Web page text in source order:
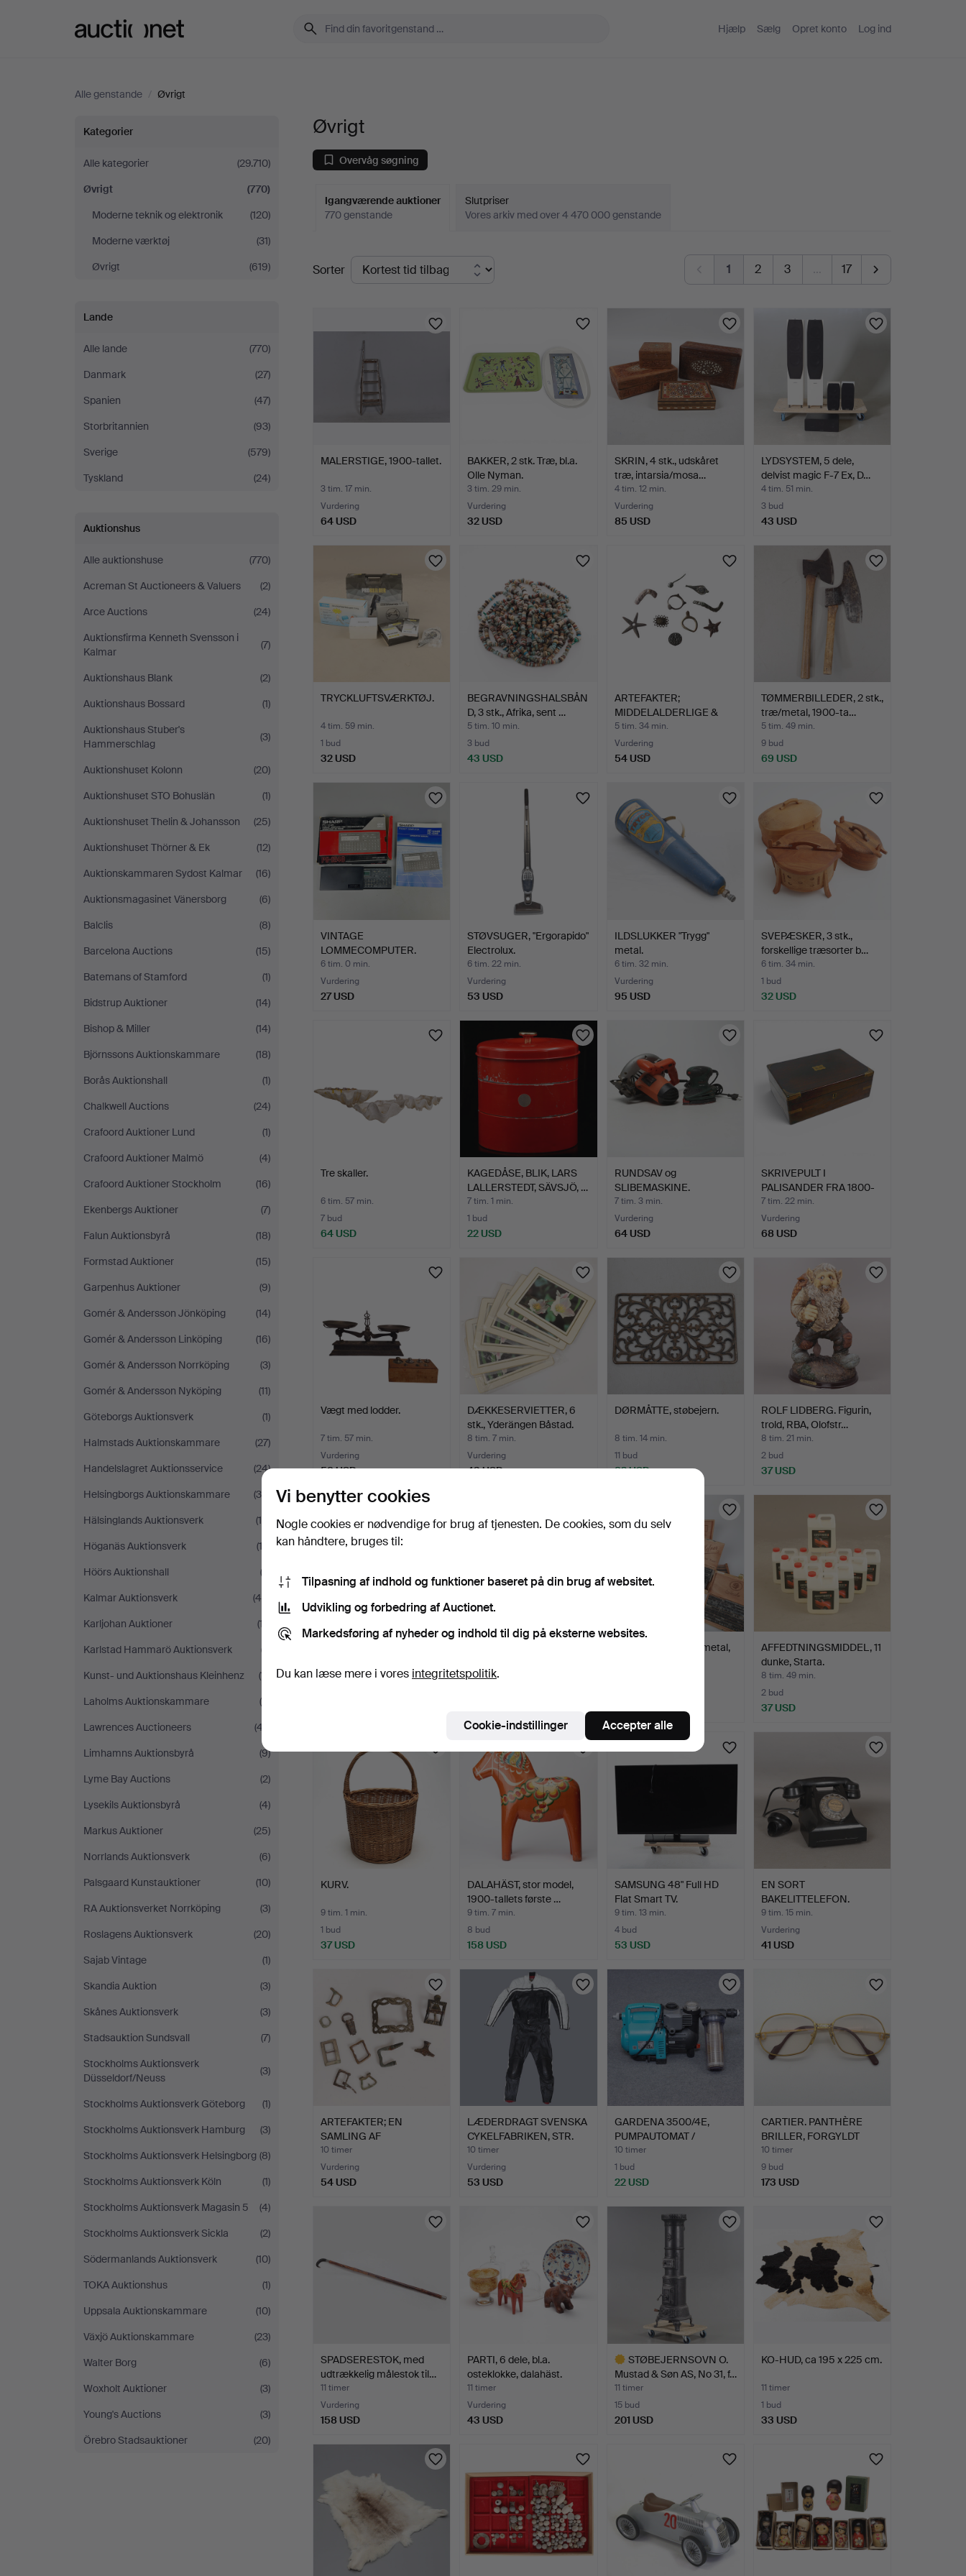
Hjælp Sælg Opret konto Log ind
Alle genstande / Øvrigt
Øvrigt
Kategorier
Alle kategorier
(29.710)
Øvrigt
(770)
Moderne teknik og elektronik
(120)
Moderne værktøj
(31)
Øvrigt
(619)
Lande
Alle lande
(770)
Danmark
(27)
Spanien
(47)
Storbritannien
(93)
Sverige
(579)
Tyskland
(24)
Auktionshus
Alle auktionshuse
(770)
Acreman St Auctioneers & Valuers
(2)
Arce Auctions
(24)
Auktionsfirma Kenneth Svensson i
Kalmar
(7)
Auktionshaus Blank
(2)
Auktionshaus Bossard
(1)
Auktionshaus Stuber's
Hammerschlag
(3)
Auktionshuset Kolonn
(20)
Auktionshuset STO Bohuslän
(1)
Auktionshuset Thelin & Johansson
(25)
Auktionshuset Thörner & Ek
(12)
Auktionskammaren Sydost Kalmar
(16)
Auktionsmagasinet Vänersborg
(6)
Balclis
(8)
Barcelona Auctions
(15)
Batemans of Stamford
(1)
Bidstrup Auktioner
(14)
Bishop & Miller
(14)
Björnssons Auktionskammare
(18)
Borås Auktionshall
(1)
Chalkwell Auctions
(24)
Crafoord Auktioner Lund
(1)
Crafoord Auktioner Malmö
(4)
Crafoord Auktioner Stockholm
(16)
Ekenbergs Auktioner
(7)
Falun Auktionsbyrå
(18)
Formstad Auktioner
(15)
Garpenhus Auktioner
(9)
Gomér & Andersson Jönköping
(14)
Gomér & Andersson Linköping
(16)
Gomér & Andersson Norrköping
(3)
Gomér & Andersson Nyköping
(11)
Göteborgs Auktionsverk
(1)
Halmstads Auktionskammare
(27)
Handelslagret Auktionsservice
(24)
Helsingborgs Auktionskammare
(38)
Hälsinglands Auktionsverk
(14)
Höganäs Auktionsverk
(13)
Höörs Auktionshall
(3)
Kalmar Auktionsverk
(45)
Karljohan Auktioner
(17)
Karlstad Hammarö Auktionsverk
(7)
Kunst- und Auktionshaus Kleinhenz
(11)
Laholms Auktionskammare
(4)
Lawrences Auctioneers
(47)
Limhamns Auktionsbyrå
(9)
Lyme Bay Auctions
(2)
Lysekils Auktionsbyrå
(4)
Markus Auktioner
(25)
Norrlands Auktionsverk
(6)
Palsgaard Kunstauktioner
(10)
RA Auktionsverket Norrköping
(3)
Roslagens Auktionsverk
(20)
Sajab Vintage
(1)
Skandia Auktion
(3)
Skånes Auktionsverk
(3)
Stadsauktion Sundsvall
(7)
Stockholms Auktionsverk
Düsseldorf/Neuss
(3)
Stockholms Auktionsverk Göteborg
(1)
Stockholms Auktionsverk Hamburg
(3)
Stockholms Auktionsverk Helsingborg (8)
Stockholms Auktionsverk Köln
(1)
Stockholms Auktionsverk Magasin 5
(4)
Stockholms Auktionsverk Sickla
(2)
Södermanlands Auktionsverk
(10)
TOKA Auktionshus
(1)
Uppsala Auktionskammare
(10)
Växjö Auktionskammare
(23)
Walter Borg
(6)
Woxholt Auktioner
(3)
Young's Auctions
(3)
Örebro Stadsauktioner
(20)
Øvrigt
Overvåg søgning
Igangværende auktioner
770 genstande
Slutpriser
Vores arkiv med over 4 470 000 genstande
Igangværende
auktioner
Sorter 1 2 3 … 17
MALERSTIGE, 1900-tallet.
3 tim. 17 min.
Vurdering
64 USD
BAKKER, 2 stk. Træ, bl.a.
Olle Nyman.
3 tim. 29 min.
Vurdering
32 USD
SKRIN, 4 stk., udskåret
træ, intarsia/mosa…
4 tim. 12 min.
Vurdering
85 USD
LYDSYSTEM, 5 dele,
delvist magic F-7 Ex, D…
4 tim. 51 min.
3 bud
43 USD
TRYCKLUFTSVÆRKTØJ.
4 tim. 59 min.
1 bud
32 USD
BEGRAVNINGSHALSBÅN
D, 3 stk., Afrika, sent …
5 tim. 10 min.
3 bud
43 USD
ARTEFAKTER;
MIDDELALDERLIGE &
SENERE, HERU…
5 tim. 34 min.
Vurdering
54 USD
TØMMERBILLEDER, 2 stk.,
træ/metal, 1900-ta…
5 tim. 49 min.
9 bud
69 USD
VINTAGE
LOMMECOMPUTER.
6 tim. 0 min.
Vurdering
27 USD
STØVSUGER, "Ergorapido"
Electrolux.
6 tim. 22 min.
Vurdering
53 USD
ILDSLUKKER "Trygg"
metal.
6 tim. 32 min.
Vurdering
95 USD
SVEPÆSKER, 3 stk.,
forskellige træsorter b…
6 tim. 34 min.
1 bud
32 USD
Tre skaller.
6 tim. 57 min.
7 bud
64 USD
KAGEDÅSE, BLIK, LARS
LALLERSTEDT, SÄVSJÖ, …
7 tim. 1 min.
1 bud
22 USD
RUNDSAV og
SLIBEMASKINE.
7 tim. 3 min.
Vurdering
64 USD
SKRIVEPULT I
PALISANDER FRA 1800-
TALLET ME…
7 tim. 22 min.
Vurdering
68 USD
Vægt med lodder.
7 tim. 57 min.
Vurdering
58 USD
DÆKKESERVIETTER, 6
stk., Yderängen Båstad.
8 tim. 7 min.
Vurdering
43 USD
DØRMÅTTE, støbejern.
8 tim. 14 min.
11 bud
82 USD
ROLF LIDBERG. Figurin,
trold, RBA, Olofstr…
8 tim. 21 min.
2 bud
37 USD
8 tim. 27 min.
8 tim. 27 min.
PUNSER, 7 kasser, metal,
AFFEDTNINGSMIDDEL, 11
dunke, Starta.
8 tim. 49 min.
2 bud
37 USD
KURV.
9 tim. 1 min.
1 bud
37 USD
DALAHÄST, stor model,
1900-tallets første …
9 tim. 7 min.
8 bud
158 USD
SAMSUNG 48" Full HD
Flat Smart TV.
9 tim. 13 min.
4 bud
53 USD
EN SORT
BAKELITTELEFON.
9 tim. 15 min.
Vurdering
41 USD
ARTEFAKTER; EN
SAMLING AF
MIDDELALDERLIGE …
10 timer
Vurdering
54 USD
LÆDERDRAGT SVENSKA
CYKELFABRIKEN, STR.
46.
10 timer
Vurdering
53 USD
GARDENA 3500/4E,
PUMPAUTOMAT /
VANDPUMPE, …
10 timer
1 bud
22 USD
CARTIER. PANTHÈRE
BRILLER, FORGYLDT
STEL, …
10 timer
9 bud
173 USD
SPADSERESTOK, med
udtrækkelig målestok til…
11 timer
Vurdering
158 USD
PARTI, 6 dele, bl.a.
osteklokke, dalahäst.
11 timer
Vurdering
43 USD
STØBEJERNSOVN O.
Mustad & Søn AS, No 31, f…
11 timer
15 bud
201 USD
KO-HUD, ca 195 x 225 cm.
11 timer
1 bud
33 USD
Vi benytter cookies
Nogle cookies er nødvendige for brug af tjenesten. De cookies, som du selv
kan håndtere, bruges til:
Tilpasning af indhold og funktioner baseret på din brug af websitet.
Udvikling og forbedring af Auctionet.
Markedsføring af nyheder og indhold til dig på eksterne websites.
Du kan læse mere i vores integritetspolitik.
Cookie-indstillinger Accepter alle